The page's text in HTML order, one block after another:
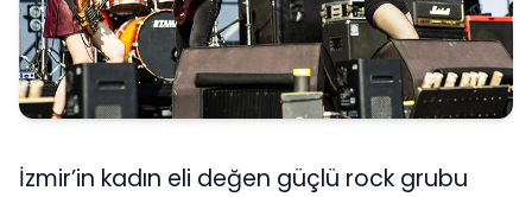
İzmir’in kadın eli değen güçlü rock grubu